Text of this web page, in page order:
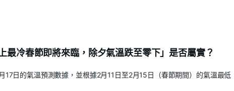
最冷春節即將來臨，除夕氣溫跌至零下」是否屬實？
日的氣溫預測數據，並根據2月11日至2月15日（春節期間）的氣溫最低